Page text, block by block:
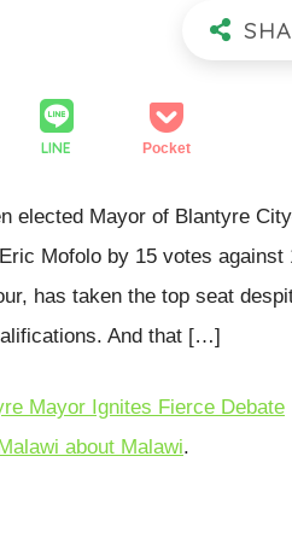
LINE Pocket
elected Mayor of Blantyre
Mofolo by 15 votes against
has taken the top seat
And that […]
Mayor Ignites Fierce Debate
about Malawi.